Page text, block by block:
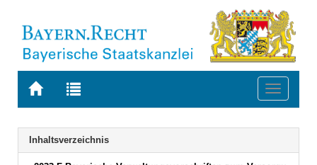
Zur
BAYERN.RECHT
Zur
letzten
Suche
Toggle
Navigation
Inhaltsverzeichnis